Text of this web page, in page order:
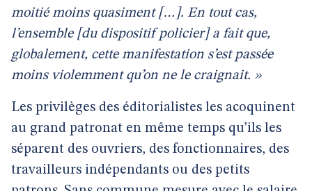
moitié moins quasiment […]. En tout cas,
l’ensemble [du dispositif policier] a fait que,
globalement, cette manifestation s’est passée
moins violemment qu’on ne le craignait. »
Les privilèges des éditorialistes les acoquinent
au grand patronat en même temps qu’ils les
séparent des ouvriers, des fonctionnaires, des
travailleurs indépendants ou des petits